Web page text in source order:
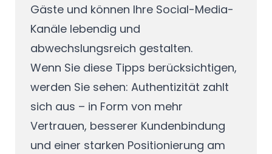
Gäste und können Ihre Social-Media-
Kanäle lebendig und
abwechslungsreich gestalten.
Wenn Sie diese Tipps berücksichtigen,
werden Sie sehen: Authentizität zahlt
sich aus – in Form von mehr
Vertrauen, besserer Kundenbindung
und einer starken Positionierung am